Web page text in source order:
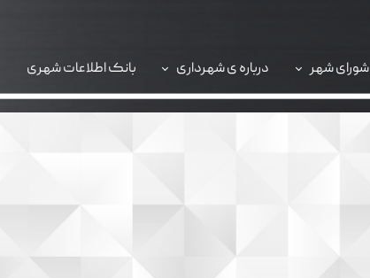
شورای شهر درباره ی شهرداری بانک اطلاعات شهری